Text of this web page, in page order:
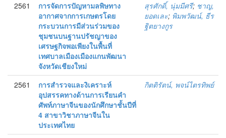
2561
การจัดการปัญหามลพิษทาง
อากาศจากการเกษตรโดย
กระบวนการมีส่วนร่วมของ
ชุมชนบนฐานปรัชญาของ
เศรษฐกิจพอเพียงในพื้นที่
เทศบาลเมืองเมืองแกนพัฒนา
จังหวัดเชียงใหม่
สุรศักดิ์, นุ่มมีศรี; ชาญ,
ยอดเละ; พิมพวัฒน์, ธีร
ฐิตยางกูร
2561
การสำรวจและงิเคราะห์
อุปสรรคทางด้านการเรียนคำ
ศัพท์ภาษาจีนของนักศึกษาชั้นปีที่
4 สาขาวิชาภาษาจีนใน
ประเทศไทย
กิตติรัตน์, พจน์ไตรทิพย์